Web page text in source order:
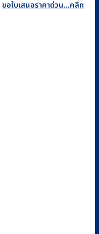
ขอใบเสนอราคาด่วน...คลิก